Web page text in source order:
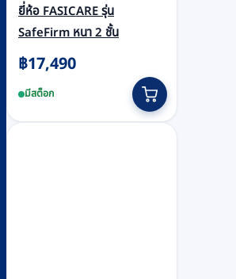
ยี่ห้อ FASICARE รุ่น
SafeFirm หนา 2 ชั้น
฿17,490
มีสต็อก